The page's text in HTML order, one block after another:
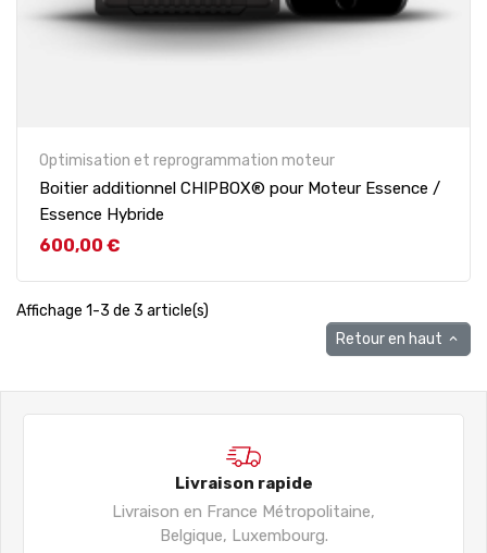
Optimisation et reprogrammation moteur
Boitier additionnel CHIPBOX® pour Moteur Essence /
Essence Hybride
Prix
600,00 €
Affichage 1-3 de 3 article(s)
Retour en haut 
Livraison rapide
Livraison en France Métropolitaine,
Belgique, Luxembourg.